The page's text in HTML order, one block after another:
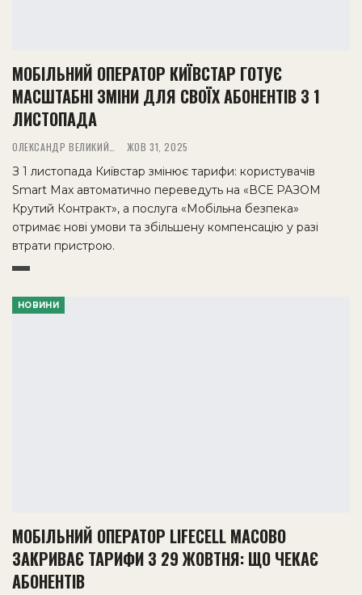
МОБІЛЬНИЙ ОПЕРАТОР КИЇВСТАР ГОТУЄ
МАСШТАБНІ ЗМІНИ ДЛЯ СВОЇХ АБОНЕНТІВ З 1
ЛИСТОПАДА
ЖОВ 31, 2025
З 1 листопада Київстар змінює тарифи: користувачів
Smart Max автоматично переведуть на «ВСЕ РАЗОМ
Крутий Контракт», а послуга «Мобільна безпека»
отримає нові умови та збільшену компенсацію у разі
втрати пристрою.
НОВИНИ
МОБІЛЬНИЙ ОПЕРАТОР LIFECELL МАСОВО
ЗАКРИВАЄ ТАРИФИ З 29 ЖОВТНЯ: ЩО ЧЕКАЄ
АБОНЕНТІВ